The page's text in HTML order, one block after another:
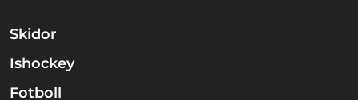
Skidor
Ishockey
Fotboll